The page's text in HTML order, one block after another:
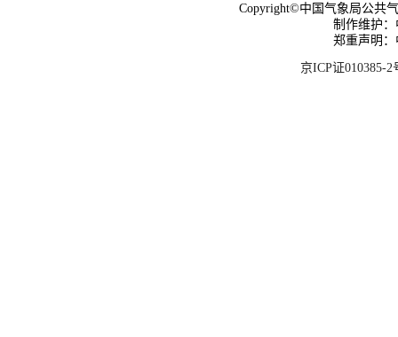
Copyright©中国气象局公共
制作维护
郑重声明
京ICP证010385-2